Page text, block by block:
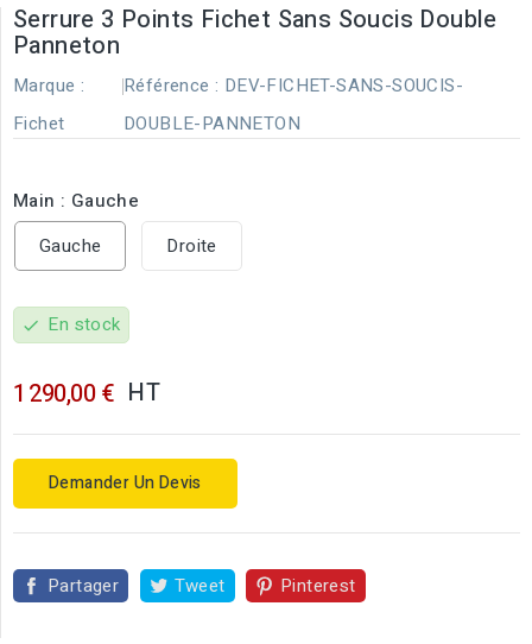
Serrure 3 Points Fichet Sans Soucis Double
Panneton
Marque :
Fichet
Référence : DEV-FICHET-SANS-SOUCIS-
DOUBLE-PANNETON
Main : Gauche
Gauche
Droite
check En stock
1 290,00 € HT
Demander Un Devis
Partager Tweet Pinterest